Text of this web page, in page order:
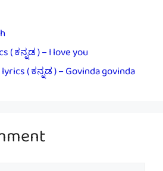
( ಕನ್ನಡ ) – I love you
( ಕನ್ನಡ ) – Govinda govinda